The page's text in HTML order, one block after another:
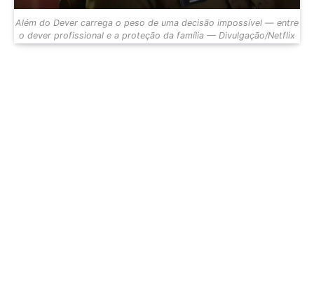
Além do Dever carrega o peso de uma decisão impossível — entre
o dever profissional e a proteção da família — Divulgação/Netflix